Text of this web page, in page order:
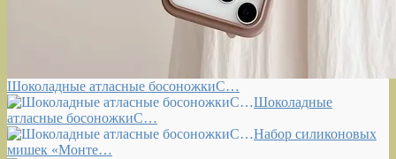
Шоколадные атласные босоножкиС…
Шоколадные
атласные босоножкиС…
Набор силиконовых
мишек «Монте…